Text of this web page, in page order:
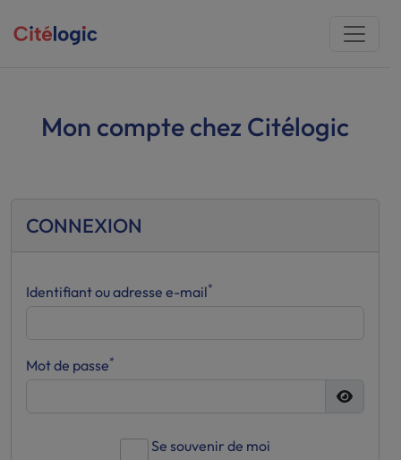
Mon compte chez Citélogic
CONNEXION
Identifiant ou adresse e-mail*
Mot de passe*
Se souvenir de moi